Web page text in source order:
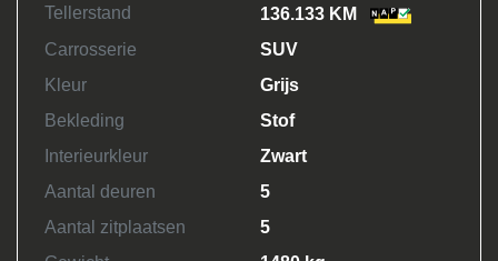
Tellerstand
136.133 KM
Carrosserie
SUV
Kleur
Grijs
Bekleding
Stof
Interieurkleur
Zwart
Aantal deuren
5
Aantal zitplaatsen
5